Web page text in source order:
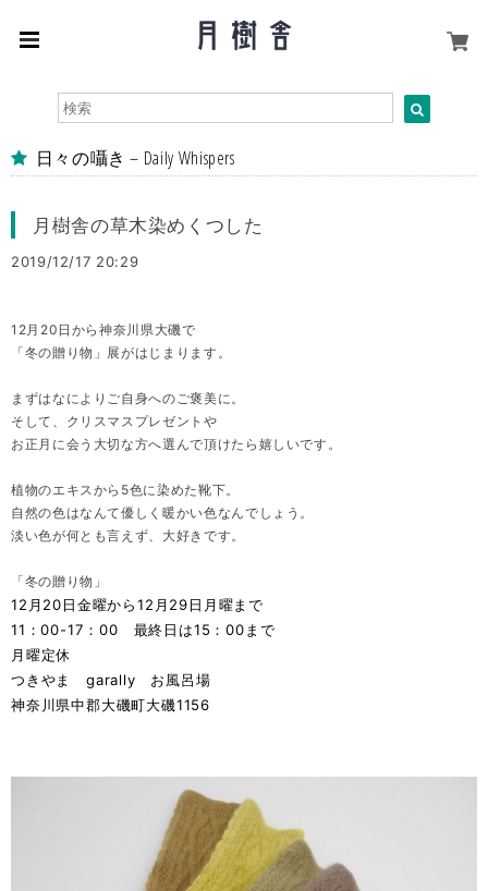
日々の囁き – Daily Whispers
月樹舎の草木染めくつした
2019/12/17 20:29
12月20日から神奈川県大磯で
「冬の贈り物」展がはじまります。
まずはなによりご自身へのご褒美に。
そして、クリスマスプレゼントや
お正月に会う大切な方へ選んで頂けたら嬉しいです。
植物のエキスから5色に染めた靴下。
自然の色はなんて優しく暖かい色なんでしょう。
淡い色が何とも言えず、大好きです。
「冬の贈り物」
12月20日金曜から12月29日月曜まで
11：00-17：00 最終日は15：00まで
月曜定休
つきやま garally お風呂場
神奈川県中郡大磯町大磯1156